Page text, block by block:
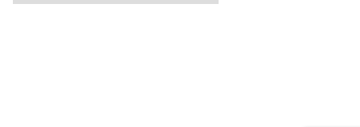
r